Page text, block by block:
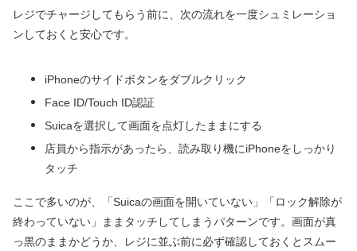
レジでチャージしてもらう前に、次の流れを一度シュミレーショ
ンしておくと安心です。
iPhoneのサイドボタンをダブルクリック
Face ID/Touch ID認証
Suicaを選択して画面を点灯したままにする
店員から指示があったら、読み取り機にiPhoneをしっかり
タッチ
ここで多いのが、「Suicaの画面を開いていない」「ロック解除が
終わっていない」ままタッチしてしまうパターンです。画面が真
っ黒のままかどうか、レジに並ぶ前に必ず確認しておくとスムー